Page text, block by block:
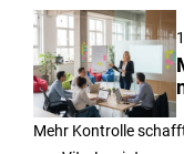
Mehr Kontrolle